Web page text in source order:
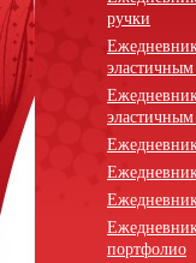
ручки
портфолио